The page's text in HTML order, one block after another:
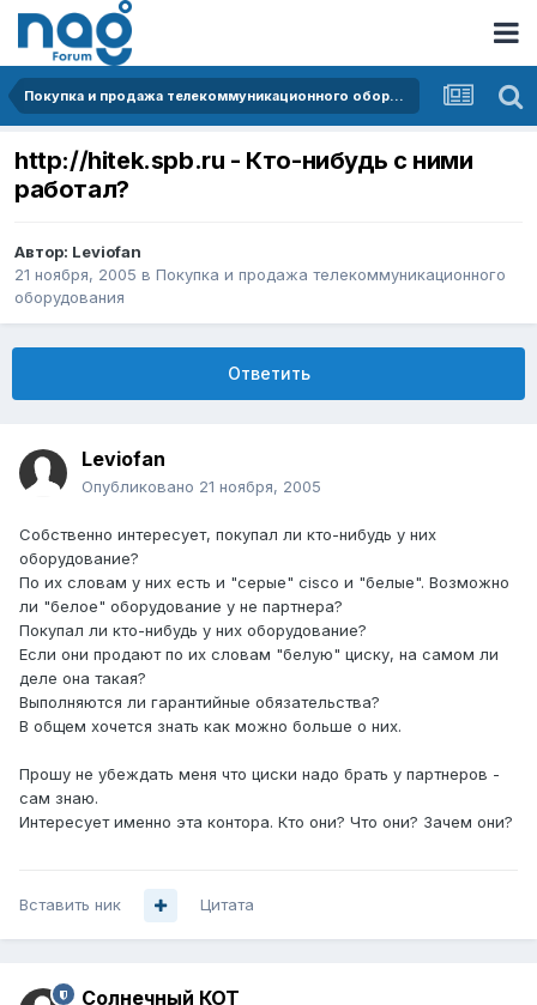
Покупка и продажа телекоммуникационного оборудования
http://hitek.spb.ru - Кто-нибудь с ними
работал?
Автор: Leviofan
21 ноября, 2005 в Покупка и продажа телекоммуникационного
оборудования
Ответить
Leviofan
Опубликовано 21 ноября, 2005
Собственно интересует, покупал ли кто-нибудь у них
оборудование?
По их словам у них есть и "серые" cisco и "белые". Возможно
ли "белое" оборудование у не партнера?
Покупал ли кто-нибудь у них оборудование?
Если они продают по их словам "белую" циску, на самом ли
деле она такая?
Выполняются ли гарантийные обязательства?
В общем хочется знать как можно больше о них.
Прошу не убеждать меня что циски надо брать у партнеров -
сам знаю.
Интересует именно эта контора. Кто они? Что они? Зачем они?
Вставить ник Цитата
Солнечный КОТ